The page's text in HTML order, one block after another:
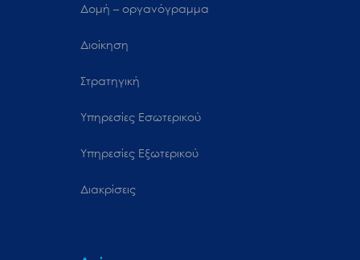
Δομή – οργανόγραμμα
Διοίκηση
Στρατηγική
Υπηρεσίες Εσωτερικού
Υπηρεσίες Εξωτερικού
Διακρίσεις